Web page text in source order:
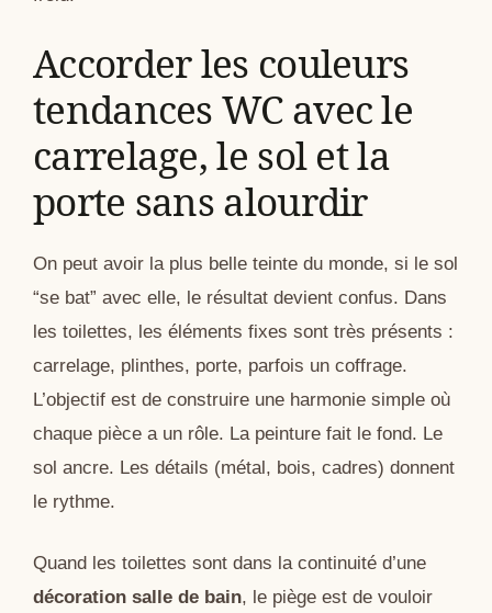
Accorder les couleurs
tendances WC avec le
carrelage, le sol et la
porte sans alourdir
On peut avoir la plus belle teinte du monde, si le sol
“se bat” avec elle, le résultat devient confus. Dans
les toilettes, les éléments fixes sont très présents :
carrelage, plinthes, porte, parfois un coffrage.
L’objectif est de construire une harmonie simple où
chaque pièce a un rôle. La peinture fait le fond. Le
sol ancre. Les détails (métal, bois, cadres) donnent
le rythme.
Quand les toilettes sont dans la continuité d’une
décoration salle de bain, le piège est de vouloir